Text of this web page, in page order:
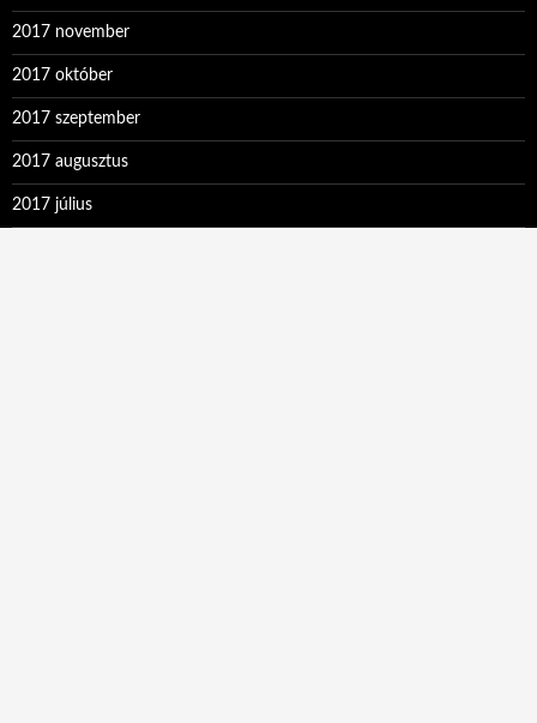
2017 november
2017 október
2017 szeptember
2017 augusztus
2017 július